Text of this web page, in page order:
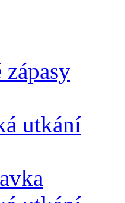
zápasy
utkání